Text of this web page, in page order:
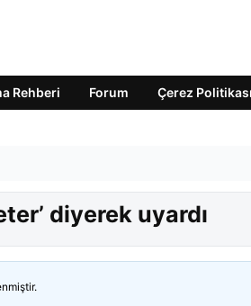
Rehberi Forum Çerez Politikası
diyerek uyardı